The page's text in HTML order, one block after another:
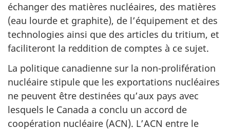
échanger des matières nucléaires, des matières
(eau lourde et graphite), de l’équipement et des
technologies ainsi que des articles du tritium, et
faciliteront la reddition de comptes à ce sujet.
La politique canadienne sur la non-prolifération
nucléaire stipule que les exportations nucléaires
ne peuvent être destinées qu’aux pays avec
lesquels le Canada a conclu un accord de
coopération nucléaire (ACN). L’ACN entre le